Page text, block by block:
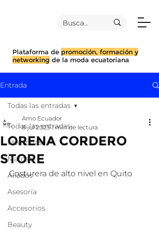
Plataforma de promoción, formación y
networking de la moda ecuatoriana
Entrada
Todas las entradas
Mentorías
Marcas
Aliados
Asesoría
Accesorios
Beauty
Todas las entradas
LORENA CORDERO
STORE
Amo Ecuador
8 jul 2025 1 min de lectura
Costurera de alto nivel en Quito